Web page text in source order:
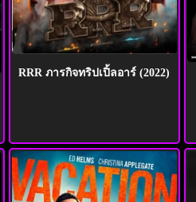
RRR ภารกิจทริปเปิ้ลอาร์ (2022)